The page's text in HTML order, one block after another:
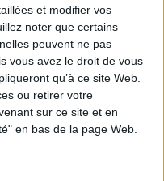
et modifier vos
noter que certains
peuvent ne pas
vous avez le droit de vous
qu’à ce site Web.
ou retirer votre
sur ce site et en
en bas de la page Web.
juridique/
un-registre-